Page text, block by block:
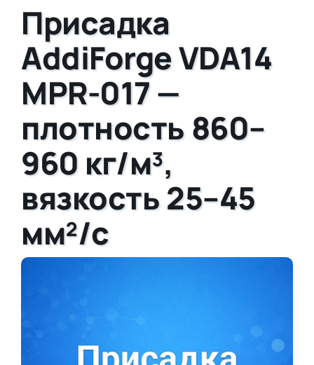
Присадка
AddiForge VDA14
MPR-017 —
плотность 860–
960 кг/м³,
вязкость 25–45
мм²/с